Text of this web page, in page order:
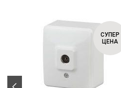
СУПЕР
ЦЕНА